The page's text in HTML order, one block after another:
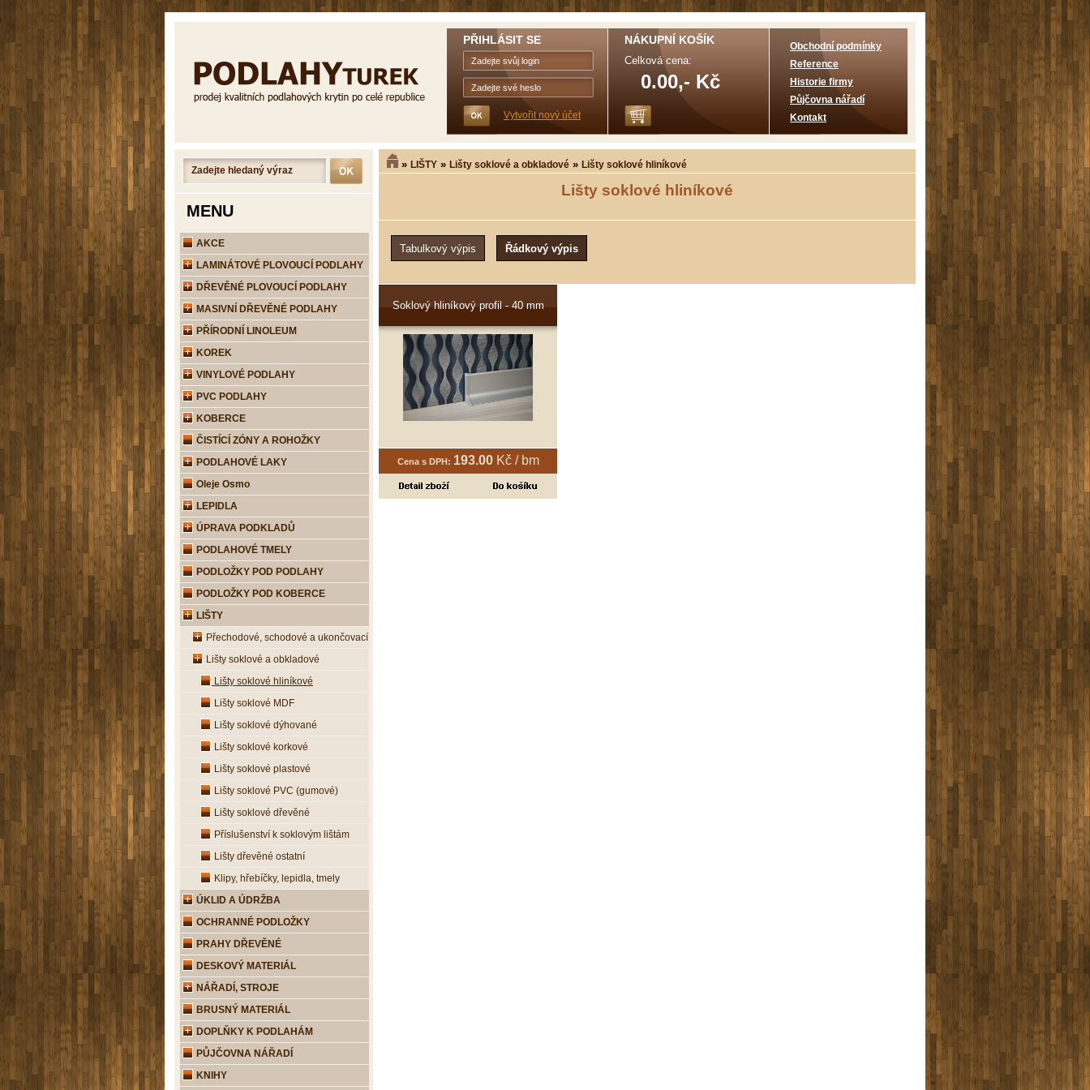
» LIŠTY » Lišty soklové a obkladové » Lišty soklové hliníkové
Lišty soklové hliníkové
Soklový hliníkový profil - 40 mm
Cena s DPH: 193.00Kč / bm
PŘIHLÁSIT SE
Vytvořit nový účet
NÁKUPNÍ KOŠÍK
Celková cena:
0.00,- Kč
Obchodní podmínky
Reference
Historie firmy
Půjčovna nářadí
Kontakt
MENU
AKCE
LAMINÁTOVÉ PLOVOUCÍ PODLAHY
DŘEVĚNÉ PLOVOUCÍ PODLAHY
MASIVNÍ DŘEVĚNÉ PODLAHY
PŘÍRODNÍ LINOLEUM
KOREK
VINYLOVÉ PODLAHY
PVC PODLAHY
KOBERCE
ČISTÍCÍ ZÓNY A ROHOŽKY
PODLAHOVÉ LAKY
Oleje Osmo
LEPIDLA
ÚPRAVA PODKLADŮ
PODLAHOVÉ TMELY
PODLOŽKY POD PODLAHY
PODLOŽKY POD KOBERCE
LIŠTY
Přechodové, schodové a ukončovací
Lišty soklové a obkladové
Lišty soklové hliníkové
Lišty soklové MDF
Lišty soklové dýhované
Lišty soklové korkové
Lišty soklové plastové
Lišty soklové PVC (gumové)
Lišty soklové dřevěné
Příslušenství k soklovým lištám
Lišty dřevěné ostatní
Klipy, hřebíčky, lepidla, tmely
ÚKLID A ÚDRŽBA
OCHRANNÉ PODLOŽKY
PRAHY DŘEVĚNÉ
DESKOVÝ MATERIÁL
NÁŘADÍ, STROJE
BRUSNÝ MATERIÁL
DOPLŇKY K PODLAHÁM
PŮJČOVNA NÁŘADÍ
KNIHY